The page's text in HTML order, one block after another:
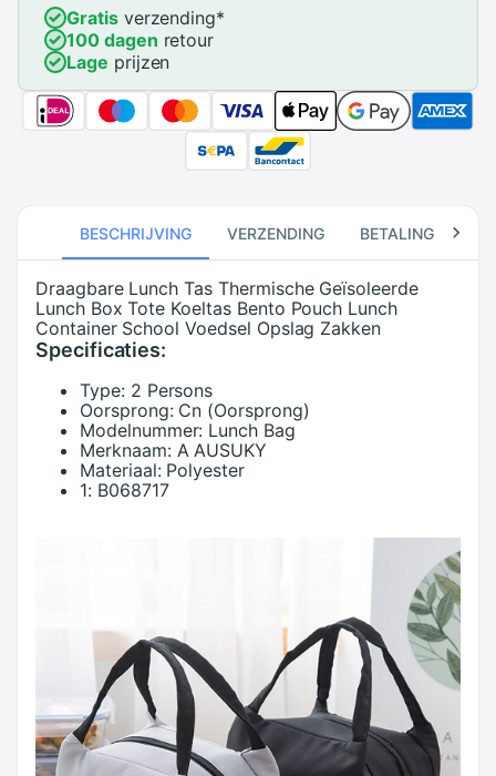
Gratisverzending*
100 dagen retour
Lage prijzen
BESCHRIJVING VERZENDING BETALING
Draagbare Lunch Tas Thermische Geïsoleerde
Lunch Box Tote Koeltas Bento Pouch Lunch
Container School Voedsel Opslag Zakken
Specificaties:
Type: 2 Persons
Oorsprong: Cn (Oorsprong)
Modelnummer: Lunch Bag
Merknaam: A AUSUKY
Materiaal: Polyester
1: B068717